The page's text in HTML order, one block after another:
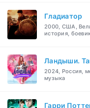
Гладиатор
2000, США,
история,
Ландыши.
2024, Россия,
музыка
Гарри